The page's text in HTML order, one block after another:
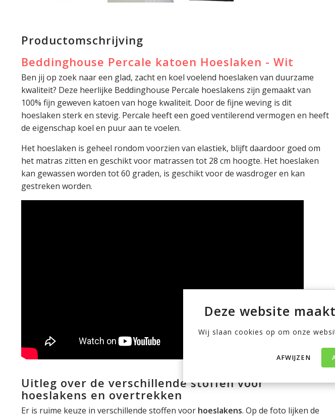
Productomschrijving
Beddinghouse Percale katoen Hoeslaken - Wit
Ben jij op zoek naar een glad, zacht en koel voelend hoeslaken van duurzame
kwaliteit? Deze heerlijke Beddinghouse Percale hoeslakens zijn gemaakt van
100% fijn geweven katoen van hoge kwaliteit. Door de fijne weving is dit
hoeslaken sterk en stevig. Percale heeft een goed ventilerend vermogen en heeft
de eigenschap koel en puur aan te voelen.
Het hoeslaken is geheel rondom voorzien van elastiek, blijft daardoor goed om
het matras zitten en geschikt voor matrassen tot 28 cm hoogte. Het hoeslaken
kan gewassen worden tot 60 graden, is geschikt voor de wasdroger en kan
gestreken worden.
Uitleg over de verschillende stoffen voor
hoeslakens en overtrekken
Er is ruime keuze in verschillende stoffen voor hoeslakens. Op de foto lijken de
Deze website
Wij slaan cookies op om onze
AFWIJZEN